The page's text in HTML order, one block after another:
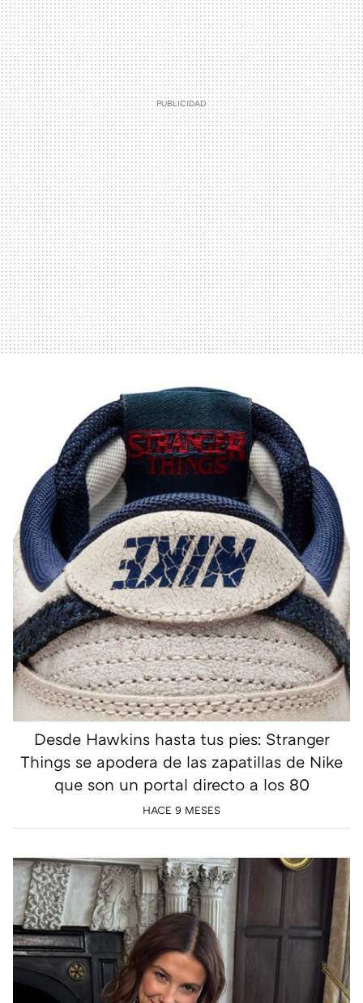
Desde Hawkins hasta tus pies: Stranger
Things se apodera de las zapatillas de Nike
que son un portal directo a los 80
HACE 9 MESES